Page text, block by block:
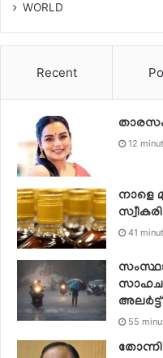
WORLD
Recent
12
നാളെ
41
അലര്‍ട്ട്
55